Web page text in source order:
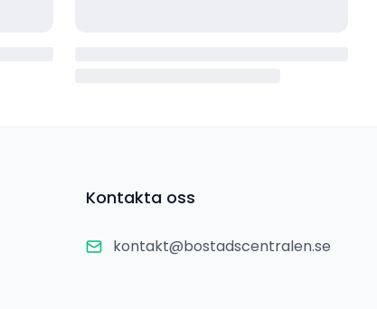
Kontakta oss
kontakt@bostadscentralen.se